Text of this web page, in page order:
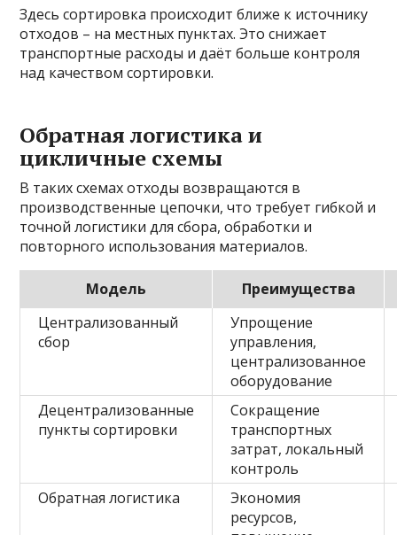
Здесь сортировка происходит ближе к источнику
отходов – на местных пунктах. Это снижает
транспортные расходы и даёт больше контроля
над качеством сортировки.
Обратная логистика и
цикличные схемы
В таких схемах отходы возвращаются в
производственные цепочки, что требует гибкой и
точной логистики для сбора, обработки и
повторного использования материалов.
Модель
Преимущества
Централизованный
сбор
Упрощение
управления,
централизованное
оборудование
Децентрализованные
пункты сортировки
Сокращение
транспортных
затрат, локальный
контроль
Обратная логистика
Экономия
ресурсов,